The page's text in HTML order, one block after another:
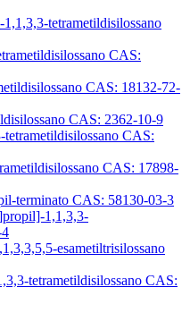
tetrametildisilossano
CAS:
CAS: 18132-72-
CAS: 2362-10-9
CAS:
CAS: 17898-
terminato CAS: 58130-03-3
1,1,3,3-
esametiltrisilossano
tetrametildisilossano CAS: